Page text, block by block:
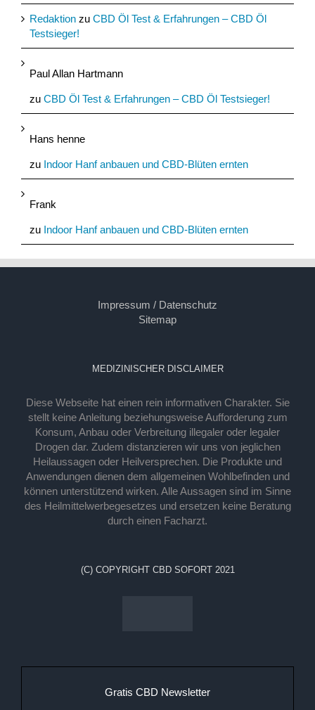
Redaktion zu CBD Öl Test & Erfahrungen – CBD Öl
Testsieger!
Paul Allan Hartmann
zu CBD Öl Test & Erfahrungen – CBD Öl Testsieger!
Hans henne
zu Indoor Hanf anbauen und CBD-Blüten ernten
Frank
zu Indoor Hanf anbauen und CBD-Blüten ernten
Impressum / Datenschutz
Sitemap
MEDIZINISCHER DISCLAIMER
Diese Webseite hat einen rein informativen Charakter. Sie
stellt keine Anleitung beziehungsweise Aufforderung zum
Konsum, Anbau oder Verbreitung illegaler oder legaler
Drogen dar. Zudem distanzieren wir uns von jeglichen
Heilaussagen oder Heilversprechen. Die Produkte und
Anwendungen dienen dem allgemeinen Wohlbefinden und
können unterstützend wirken. Alle Aussagen sind im Sinne
des Heilmittelwerbegesetzes und ersetzen keine Beratung
durch einen Facharzt.
(C) COPYRIGHT CBD SOFORT 2021
Gratis CBD Newsletter